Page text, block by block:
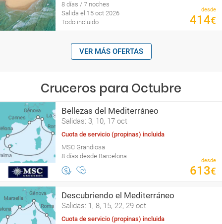
8 días / 7 noches
Salida el 15 oct 2026
Todo incluido
desde
414€
VER MÁS OFERTAS
Cruceros para Octubre
Bellezas del Mediterráneo
Salidas: 3, 10, 17 oct
Cuota de servicio (propinas) incluida
MSC Grandiosa
8 días desde Barcelona
desde
613€
Descubriendo el Mediterráneo
Salidas: 1, 8, 15, 22, 29 oct
Cuota de servicio (propinas) incluida